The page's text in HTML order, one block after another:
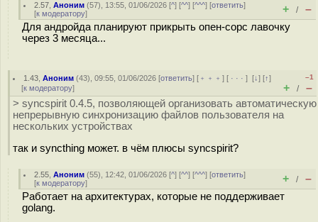
2.57 ,Аноним (57), 13:55, 01/06/2026 [^] [^^] [^^^] [ответить]
[к модератору] + / –
Для андройда планируют прикрыть опен-сорс лавочку
через 3 месяца...
1.43 ,Аноним (43), 09:55, 01/06/2026 [ответить] [ ﹢﹢﹢] [ · · ·][↓] [↑]
[к модератору]
–1
+ / –
> syncspirit 0.4.5, позволяющей организовать автоматическую
непрерывную синхронизацию файлов пользователя на
нескольких устройствах
так и syncthing может. в чём плюсы syncspirit?
2.55 ,Аноним (55), 12:42, 01/06/2026 [^] [^^] [^^^] [ответить]
[к модератору] + / –
Работает на архитектурах, которые не поддерживает
golang.